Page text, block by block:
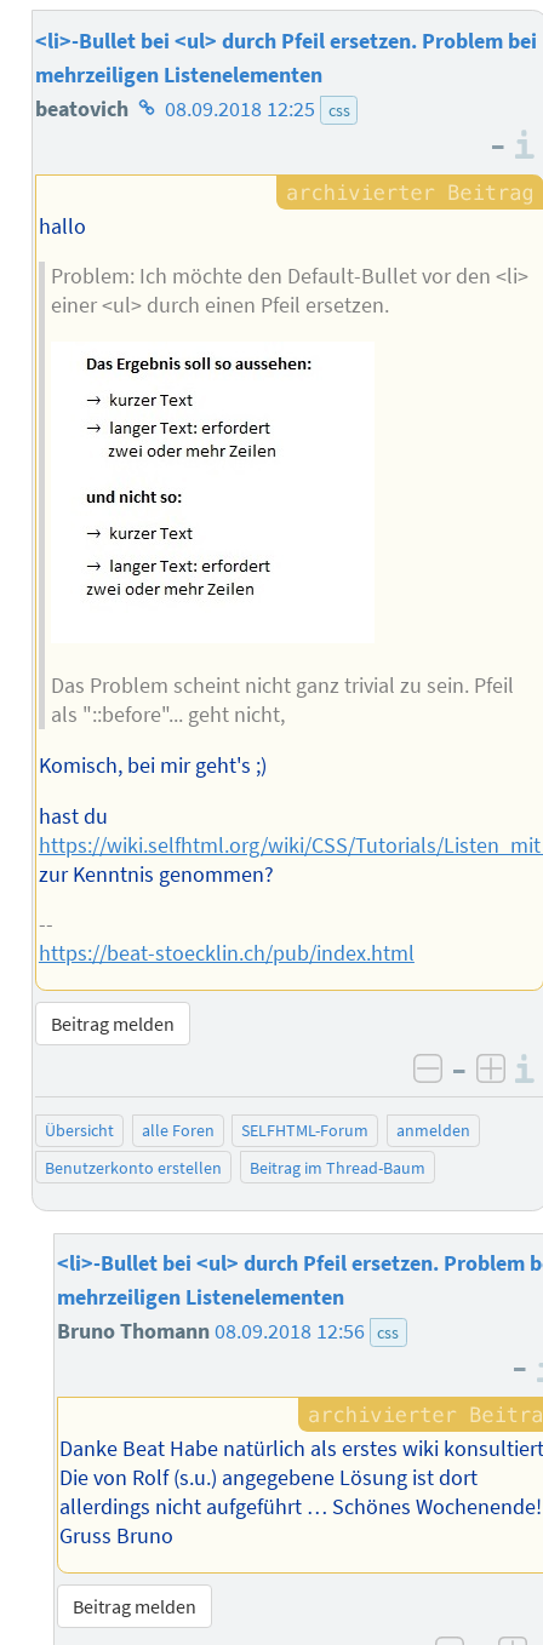
<li>-Bullet bei <ul> durch Pfeil ersetzen. Problem bei
mehrzeiligen Listenelementen
beatovich Homepage
Autors
08.09.2018 12:25 css
–
hallo
Problem: Ich möchte den Default-Bullet vor den <li>
einer <ul> durch einen Pfeil ersetzen.
Das Problem scheint nicht ganz trivial zu sein. Pfeil
als "::before"... geht nicht,
Komisch, bei mir geht's ;)
hast du
https://wiki.selfhtml.org/wiki/CSS/Tutorials/
zur Kenntnis genommen?
--
https://beat-stoecklin.ch/pub/index.html
Beitrag melden
negativ
–
Übersicht alle Foren SELFHTML-Forum
anmelden
Benutzerkonto erstellen
Beitrag im Thread-Baum
<li>-Bullet bei <ul> durch Pfeil ersetzen. Problem
mehrzeiligen Listenelementen
Bruno Thomann08.09.2018 12:56 css
–
Danke Beat Habe natürlich als erstes wiki
Die von Rolf (s.u.) angegebene Lösung ist dort
allerdings nicht aufgeführt … Schönes Wochenende!
Gruss Bruno
Beitrag melden